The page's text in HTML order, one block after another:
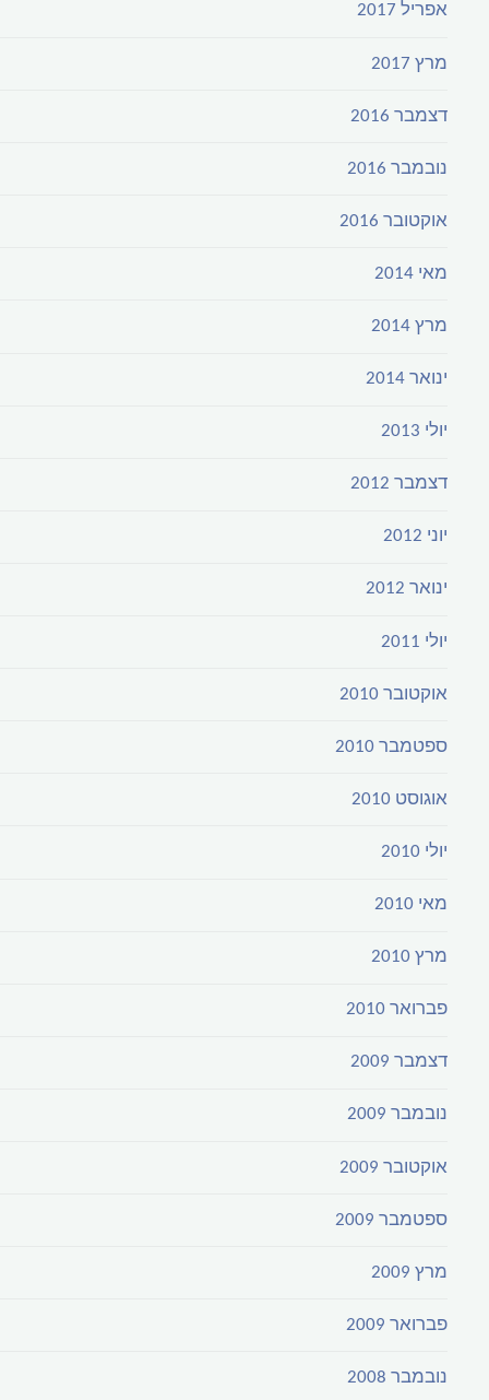
אפריל 2017
מרץ 2017
דצמבר 2016
נובמבר 2016
אוקטובר 2016
מאי 2014
מרץ 2014
ינואר 2014
יולי 2013
דצמבר 2012
יוני 2012
ינואר 2012
יולי 2011
אוקטובר 2010
ספטמבר 2010
אוגוסט 2010
יולי 2010
מאי 2010
מרץ 2010
פברואר 2010
דצמבר 2009
נובמבר 2009
אוקטובר 2009
ספטמבר 2009
מרץ 2009
פברואר 2009
נובמבר 2008